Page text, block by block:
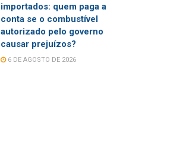
importados: quem paga a
conta se o combustível
autorizado pelo governo
causar prejuízos?
6 DE AGOSTO DE 2026